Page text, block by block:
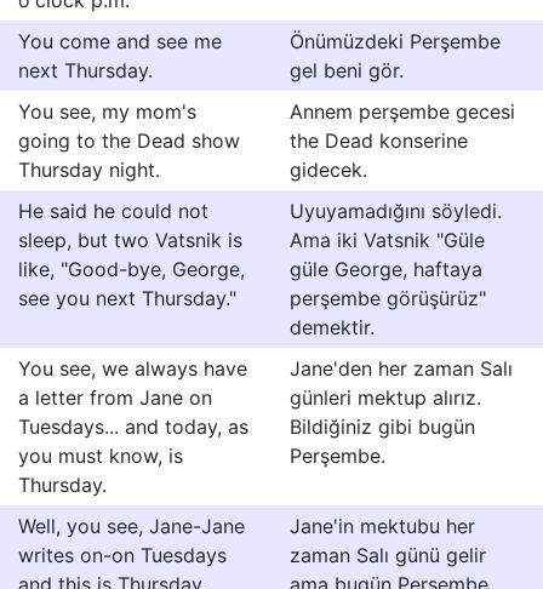
You come and see me
next Thursday.
Önümüzdeki Perşembe
gel beni gör.
You see, my mom's
going to the Dead show
Thursday night.
Annem perşembe gecesi
the Dead konserine
gidecek.
He said he could not
sleep, but two Vatsnik is
like, "Good-bye, George,
see you next Thursday."
Uyuyamadığını söyledi.
Ama iki Vatsnik "Güle
güle George, haftaya
perşembe görüşürüz"
demektir.
You see, we always have
a letter from Jane on
Tuesdays... and today, as
you must know, is
Thursday.
Jane'den her zaman Salı
günleri mektup alırız.
Bildiğiniz gibi bugün
Perşembe.
Well, you see, Jane-Jane
writes on-on Tuesdays
and this is Thursday.
Jane'in mektubu her
zaman Salı günü gelir
ama bugün Perşembe.